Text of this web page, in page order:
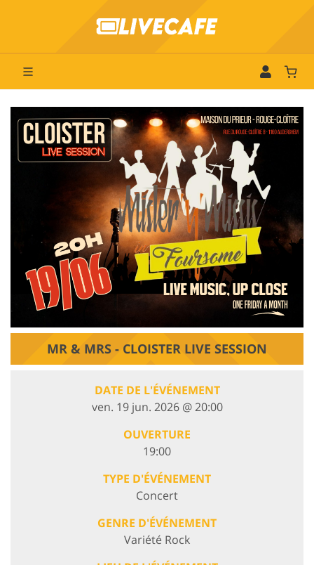
MR & MRS - CLOISTER LIVE SESSION
DATE DE L'ÉVÉNEMENT
ven. 19 jun. 2026 @ 20:00
OUVERTURE
19:00
TYPE D'ÉVÉNEMENT
Concert
GENRE D'ÉVÉNEMENT
Variété Rock